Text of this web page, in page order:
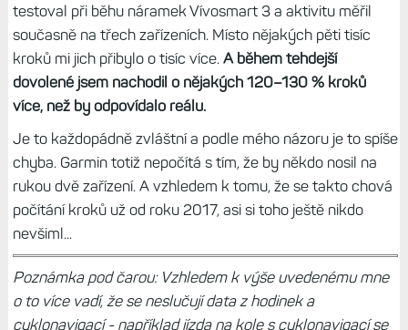
testoval při běhu náramek Vívosmart 3 a aktivitu měřil
současně na třech zařízeních. Místo nějakých pěti tisíc
kroků mi jich přibylo o tisíc více. A během tehdejší
dovolené jsem nachodil o nějakých 120–130 % kroků
více, než by odpovídalo reálu.
Je to každopádně zvláštní a podle mého názoru je to spíše
chyba. Garmin totiž nepočítá s tím, že by někdo nosil na
rukou dvě zařízení. A vzhledem k tomu, že se takto chová
počítání kroků už od roku 2017, asi si toho ještě nikdo
nevšiml...
Poznámka pod čarou: Vzhledem k výše uvedenému mne
o to více vadí, že se neslučují data z hodinek a
cyklonavigací - například jízda na kole s cyklonavigací se